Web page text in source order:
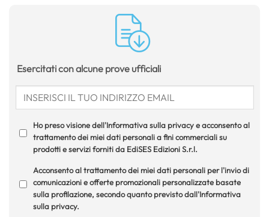
Esercitati con alcune prove ufficiali
Ho preso visione dell'Informativa sulla privacy e acconsento al
trattamento dei miei dati personali a fini commerciali su
prodotti e servizi forniti da EdiSES Edizioni S.r.l.
Acconsento al trattamento dei miei dati personali per l'invio di
comunicazioni e offerte promozionali personalizzate basate
sulla profilazione, secondo quanto previsto dall'Informativa
sulla privacy.